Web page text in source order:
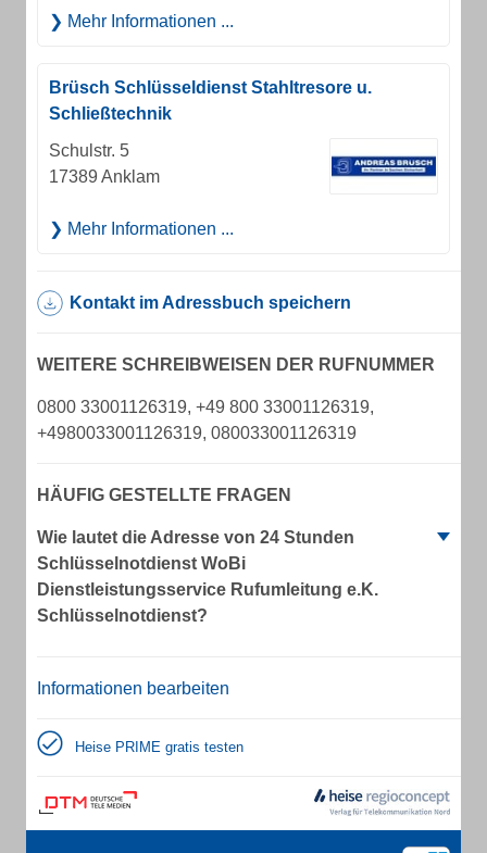
Mehr Informationen ...
Brüsch Schlüsseldienst Stahltresore u.
Schließtechnik
Schulstr. 5
17389 Anklam
Mehr Informationen ...
Kontakt im Adressbuch speichern
WEITERE SCHREIBWEISEN DER RUFNUMMER
0800 33001126319, +49 800 33001126319,
+4980033001126319, 080033001126319
HÄUFIG GESTELLTE FRAGEN
Wie lautet die Adresse von 24 Stunden
Schlüsselnotdienst WoBi
Dienstleistungsservice Rufumleitung e.K.
Schlüsselnotdienst?
Informationen bearbeiten
Heise PRIME gratis testen